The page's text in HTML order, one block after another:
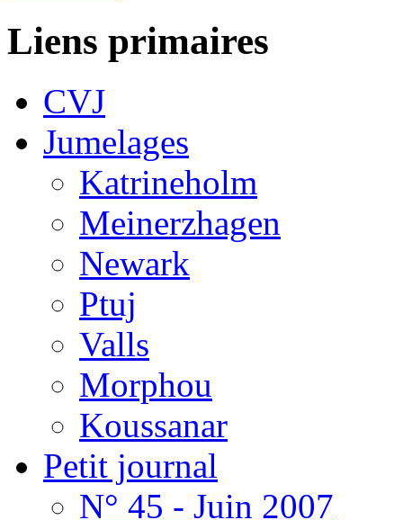
Liens primaires
CVJ
Jumelages
Katrineholm
Meinerzhagen
Newark
Ptuj
Valls
Morphou
Koussanar
Petit journal
N° 45 - Juin 2007